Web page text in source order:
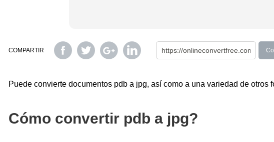
COMPARTIR
Puede convierte documentos pdb a jpg, así como a una variedad de otros
Cómo convertir pdb a jpg?